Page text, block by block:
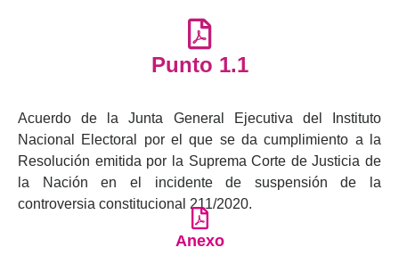
Punto 1.1
Acuerdo de la Junta General Ejecutiva del Instituto
Nacional Electoral por el que se da cumplimiento a la
Resolución emitida por la Suprema Corte de Justicia de
la Nación en el incidente de suspensión de la
controversia constitucional 211/2020.
Anexo